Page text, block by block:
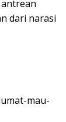
dari narasi
mau-